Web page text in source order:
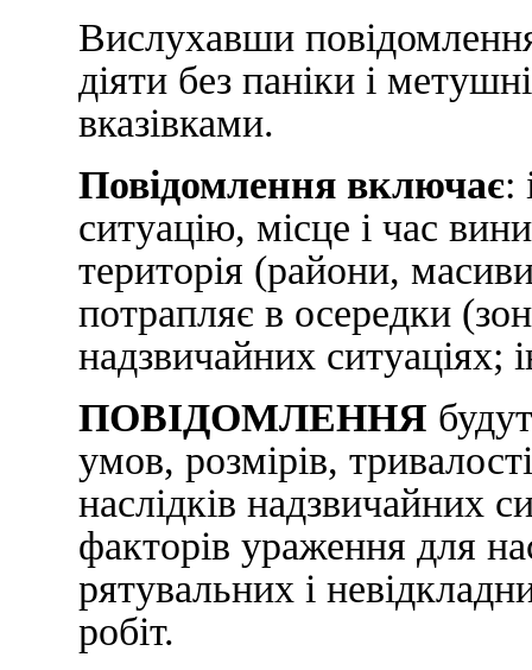
Вислухавши
діяти без паніки і
вказівками.
Повідомлення включає:
ситуацію, місце і час
територія (райони,
потрапляє в осередки
надзвичайних ситуаціях;
ПОВІДОМЛЕННЯ
умов, розмірів,
наслідків надзвичайних
факторів ураження для
рятувальних і
робіт.